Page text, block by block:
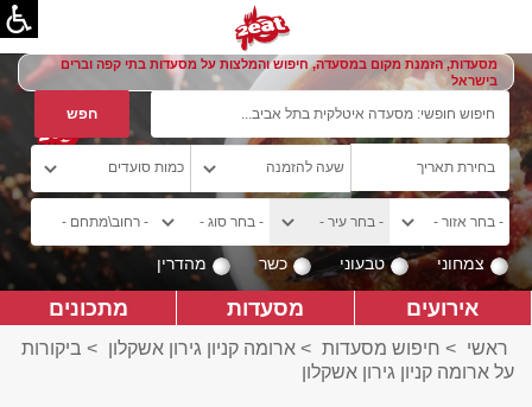
מסעדות, הזמנת מקום במסעדה, חיפוש והמלצות על מסעדות בתי קפה וברים
בישראל
צמחוני טבעוני כשר מהדרין
אירועים מסעדות מתכונים
ראשי > חיפוש מסעדות > ארומה קניון גירון אשקלון > ביקורות
על ארומה קניון גירון אשקלון